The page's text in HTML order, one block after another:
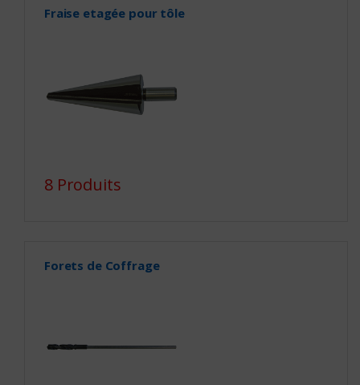
Fraise etagée pour tôle
8 Produits
Forets de Coffrage